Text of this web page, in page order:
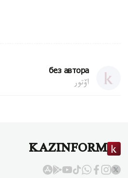
без автора
اۆتور
KAZINFORM